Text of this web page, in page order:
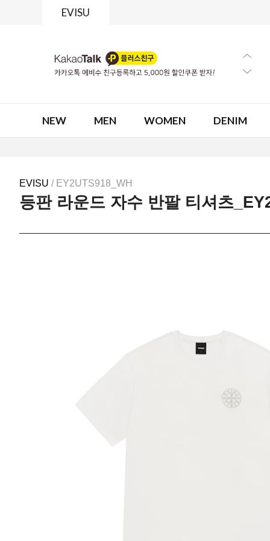
EVISU
NEW MEN WOMEN DENIM
EVISU / EY2UTS918_WH
등판 라운드 자수 반팔 티셔츠